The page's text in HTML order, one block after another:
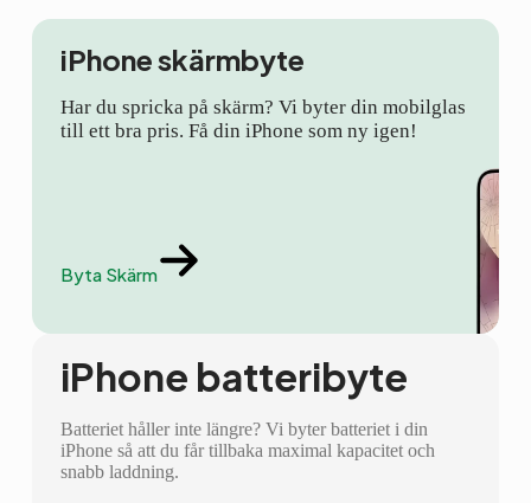
iPhone skärmbyte
Har du spricka på skärm? Vi byter din mobilglas
till ett bra pris. Få din iPhone som ny igen!
Byta Skärm
iPhone batteribyte
Batteriet håller inte längre? Vi byter batteriet i din
iPhone så att du får tillbaka maximal kapacitet och
snabb laddning.